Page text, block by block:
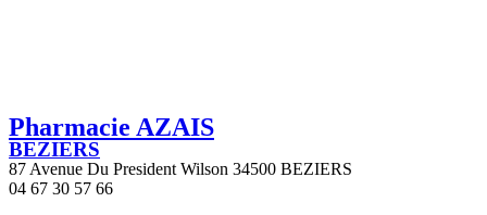
Pharmacie AZAIS
BEZIERS
87 Avenue Du President Wilson 34500 BEZIERS
04 67 30 57 66